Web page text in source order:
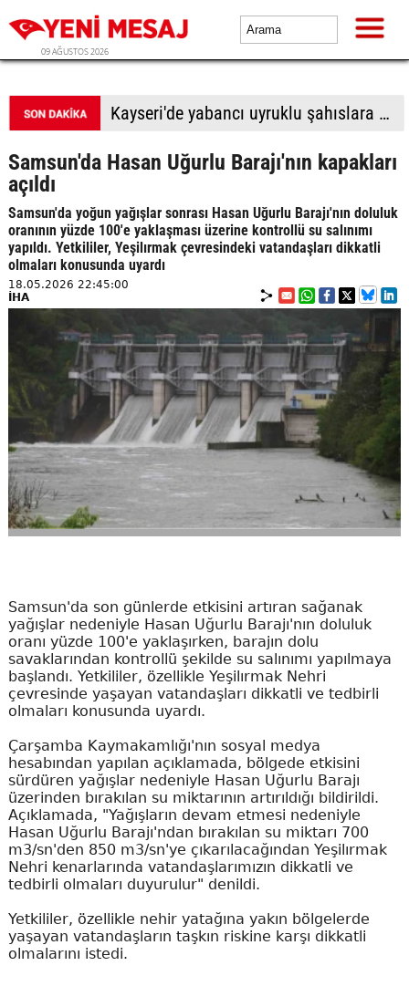
09 AĞUSTOS 2026
BTP Antalya İl Başkanlığından yoğun mesai: İl binasında ve Manavgat'ta üye buluşmaları
Samsun'da Hasan Uğurlu Barajı'nın kapakları
açıldı
Samsun'da yoğun yağışlar sonrası Hasan Uğurlu Barajı'nın doluluk
oranının yüzde 100'e yaklaşması üzerine kontrollü su salınımı
yapıldı. Yetkililer, Yeşilırmak çevresindeki vatandaşları dikkatli
olmaları konusunda uyardı
18.05.2026 22:45:00
İHA
Samsun'da son günlerde etkisini artıran sağanak
yağışlar nedeniyle Hasan Uğurlu Barajı'nın doluluk
oranı yüzde 100'e yaklaşırken, barajın dolu
savaklarından kontrollü şekilde su salınımı yapılmaya
başlandı. Yetkililer, özellikle Yeşilırmak Nehri
çevresinde yaşayan vatandaşları dikkatli ve tedbirli
olmaları konusunda uyardı.
Çarşamba Kaymakamlığı'nın sosyal medya
hesabından yapılan açıklamada, bölgede etkisini
sürdüren yağışlar nedeniyle Hasan Uğurlu Barajı
üzerinden bırakılan su miktarının artırıldığı bildirildi.
Açıklamada, "Yağışların devam etmesi nedeniyle
Hasan Uğurlu Barajı'ndan bırakılan su miktarı 700
m3/sn'den 850 m3/sn'ye çıkarılacağından Yeşilırmak
Nehri kenarlarında vatandaşlarımızın dikkatli ve
tedbirli olmaları duyurulur" denildi.
Yetkililer, özellikle nehir yatağına yakın bölgelerde
yaşayan vatandaşların taşkın riskine karşı dikkatli
olmalarını istedi.